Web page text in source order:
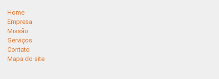
Home
Empresa
Missão
Serviços
Contato
Mapa do site